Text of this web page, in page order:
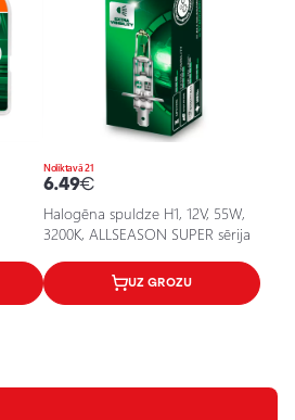
Noliktavā 21
6.49€
Halogēna spuldze H1, 12V, 55W,
3200K, ALLSEASON SUPER sērija
UZ GROZU